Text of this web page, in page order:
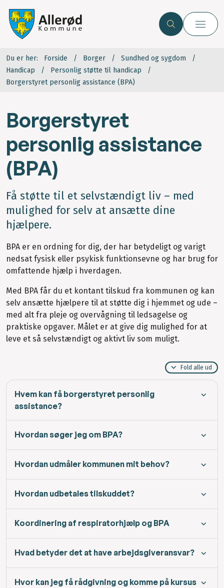
Du er her: Forside Borger
Sundhed og sygdom
Handicap
Personlig støtte til handicap
Borgerstyret personlig assistance (BPA)
Borgerstyret
personlig assistance
(BPA)
Få støtte til et selvstændigt liv – med
mulighed for selv at ansætte dine
hjælpere.
BPA er en ordning for dig, der har betydeligt og varigt
nedsat fysisk eller psykisk funktionsevne og har brug for
omfattende hjælp i hverdagen.
Med BPA får du et kontant tilskud fra kommunen og kan
selv ansætte hjælpere til at støtte dig i hjemmet og ude –
med alt fra pleje og overvågning til ledsagelse og
praktiske opgaver. Målet er at give dig mulighed for at
leve et så selvstændigt og aktivt liv som muligt.
Fold alle ud
Hvem kan få borgerstyret personlig
assistance?
Hvordan søger jeg om BPA?
Hvordan udmåler kommunen mit behov?
Hvordan udbetales tilskuddet?
Koordinering af respiratorhjælp og BPA
Hvad betyder det at have arbejdsgiveransvar?
Hvor kan jeg få rådgivning og komme på kursus